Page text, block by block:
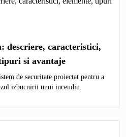
descriere, caracteristici,
si avantaje
de securitate proiectat pentru a
izbucnirii unui incendiu.